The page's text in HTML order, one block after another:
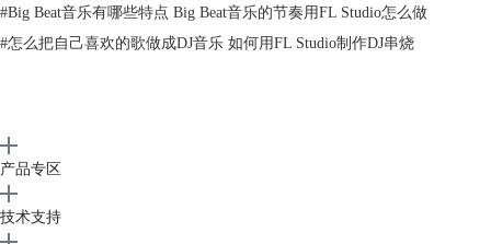
在上文中我们介绍了如何在FL Studio中复制部分音符，但有些时候，我
们是需要复制一条音轨上的所有音符的。例如吉他和贝斯这两种乐器，虽
当我们需要复制一条音轨中的全部音符时，本质上就是复制一条音轨，打
开FL Studio的通道机架，右键点击需要复制的音轨，在弹出的弹窗中选
择“复制”。
#Big Beat音乐有哪些特点 Big Beat音乐的节奏用FL Studio怎么做
#怎么把自己喜欢的歌做成DJ音乐 如何用FL Studio制作DJ串烧
产品专区
技术支持